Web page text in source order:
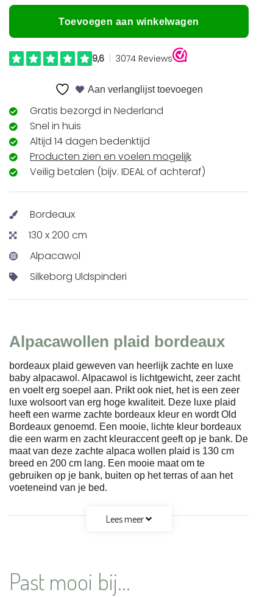
Toevoegen aan winkelwagen
Aan verlanglijst toevoegen
Gratis bezorgd in Nederland
Snel in huis
Altijd 14 dagen bedenktijd
Producten zien en voelen mogelijk
Veilig betalen (bijv. IDEAL of achteraf)
Bordeaux
130 x 200 cm
Alpacawol
Silkeborg Uldspinderi
Alpacawollen plaid bordeaux
bordeaux plaid geweven van heerlijk zachte en luxe
baby alpacawol. Alpacawol is lichtgewicht, zeer zacht
en voelt erg soepel aan. Prikt ook niet, het is een zeer
luxe wolsoort van erg hoge kwaliteit. Deze luxe plaid
heeft een warme zachte bordeaux kleur en wordt Old
Bordeaux genoemd. Een mooie, lichte kleur bordeaux
die een warm en zacht kleuraccent geeft op je bank. De
maat van deze zachte alpaca wollen plaid is 130 cm
breed en 200 cm lang. Een mooie maat om te
gebruiken op je bank, buiten op het terras of aan het
voeteneind van je bed.
Lees meer
Past mooi bij...